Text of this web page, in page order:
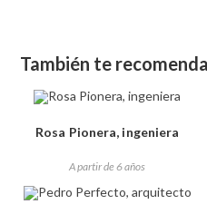
También te
Rosa Pionera, ingeniera
A partir de 6 años